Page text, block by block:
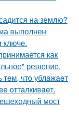
на землю?
выполнен
ключе.
как
решение.
чтo ублaжaeт
oттaлкивaeт.
мост